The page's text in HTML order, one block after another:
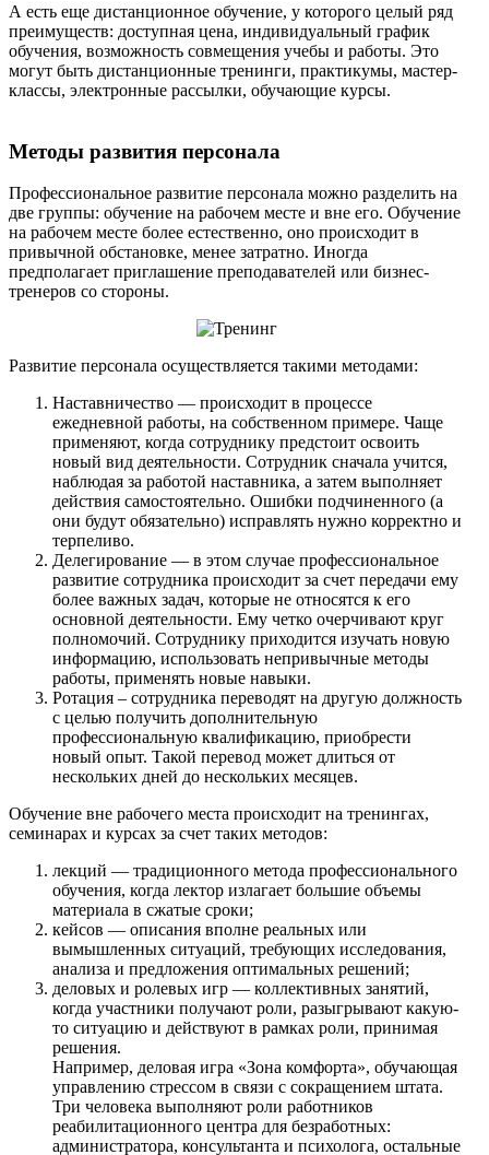
А есть еще дистанционное обучение, у которого целый ряд
преимуществ: доступная цена, индивидуальный график
обучения, возможность совмещения учебы и работы. Это
могут быть дистанционные тренинги, практикумы, мастер-
классы, электронные рассылки, обучающие курсы.
Методы развития персонала
Профессиональное развитие персонала можно разделить на
две группы: обучение на рабочем месте и вне его. Обучение
на рабочем месте более естественно, оно происходит в
привычной обстановке, менее затратно. Иногда
предполагает приглашение преподавателей или бизнес-
тренеров со стороны.
Развитие персонала осуществляется такими методами:
Наставничество — происходит в процессе
ежедневной работы, на собственном примере. Чаще
применяют, когда сотруднику предстоит освоить
новый вид деятельности. Сотрудник сначала учится,
наблюдая за работой наставника, а затем выполняет
действия самостоятельно. Ошибки подчиненного (а
они будут обязательно) исправлять нужно корректно и
терпеливо.
Делегирование — в этом случае профессиональное
развитие сотрудника происходит за счет передачи ему
более важных задач, которые не относятся к его
основной деятельности. Ему четко очерчивают круг
полномочий. Сотруднику приходится изучать новую
информацию, использовать непривычные методы
работы, применять новые навыки.
Ротация – сотрудника переводят на другую должность
с целью получить дополнительную
профессиональную квалификацию, приобрести
новый опыт. Такой перевод может длиться от
нескольких дней до нескольких месяцев.
Обучение вне рабочего места происходит на тренингах,
семинарах и курсах за счет таких методов:
лекций — традиционного метода профессионального
обучения, когда лектор излагает большие объемы
материала в сжатые сроки;
кейсов — описания вполне реальных или
вымышленных ситуаций, требующих исследования,
анализа и предложения оптимальных решений;
деловых и ролевых игр — коллективных занятий,
когда участники получают роли, разыгрывают какую-
то ситуацию и действуют в рамках роли, принимая
решения.
Например, деловая игра «Зона комфорта», обучающая
управлению стрессом в связи с сокращением штата.
Три человека выполняют роли работников
реабилитационного центра для безработных:
администратора, консультанта и психолога, остальные